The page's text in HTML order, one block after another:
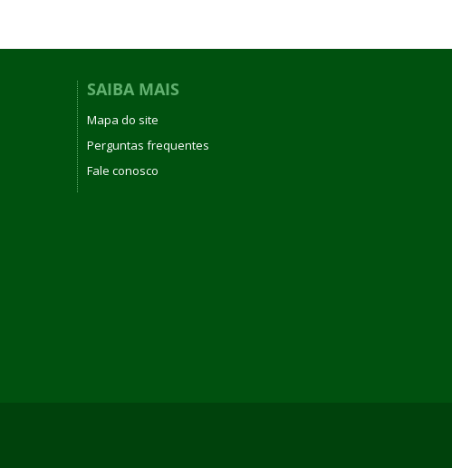
SAIBA MAIS
Mapa do site
Perguntas frequentes
Fale conosco